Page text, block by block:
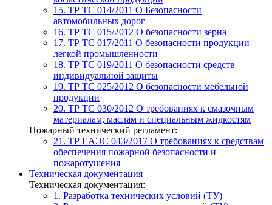
15. ТР ТС 014/2011 О Безопасности
автомобильных дорог
16. ТР ТС 015/2012 О безопасности зерна
17. ТР ТС 017/2011 О безопасности продукции
легкой промышленности
18. ТР ТС 019/2011 О безопасности средств
индивидуальной защиты
19. ТР ТС 025/2012 О безопасности мебельной
продукции
20. ТР ТС 030/2012 О требованиях к смазочным
материалам, маслам и специальным жидкостям
Пожарный технический регламент:
21. ТР ЕАЭС 043/2017 О требованиях к средствам
обеспечения пожарной безопасности и
пожаротушения
Техническая документация
Техническая документация:
1. Разработка технических условий (ТУ)